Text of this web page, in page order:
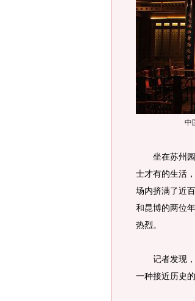
中
坐在苏州园
士才有的生活
场内挤满了近
和昆博的两位
热烈。
记者发现，
一种接近历史的